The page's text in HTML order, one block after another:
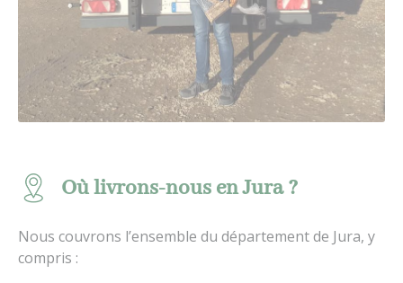
Où livrons-nous en Jura ?
Nous couvrons l’ensemble du département de Jura, y
compris :